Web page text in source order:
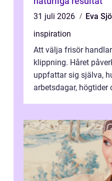
31 juli 2026
Eva
inspiration
Att välja frisör
klippning. Håret
uppfattar sig själva,
arbetsdagar, högtider